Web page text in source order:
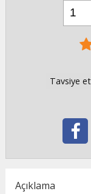
Tavsiye et
Açıklama